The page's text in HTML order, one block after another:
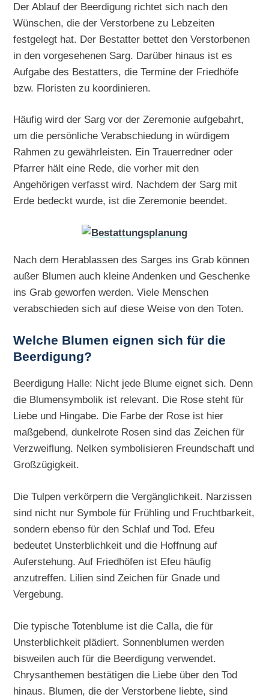
Der Ablauf der Beerdigung richtet sich nach den
Wünschen, die der Verstorbene zu Lebzeiten
festgelegt hat. Der Bestatter bettet den Verstorbenen
in den vorgesehenen Sarg. Darüber hinaus ist es
Aufgabe des Bestatters, die Termine der Friedhöfe
bzw. Floristen zu koordinieren.
Häufig wird der Sarg vor der Zeremonie aufgebahrt,
um die persönliche Verabschiedung in würdigem
Rahmen zu gewährleisten. Ein Trauerredner oder
Pfarrer hält eine Rede, die vorher mit den
Angehörigen verfasst wird. Nachdem der Sarg mit
Erde bedeckt wurde, ist die Zeremonie beendet.
Nach dem Herablassen des Sarges ins Grab können
außer Blumen auch kleine Andenken und Geschenke
ins Grab geworfen werden. Viele Menschen
verabschieden sich auf diese Weise von den Toten.
Welche Blumen eignen sich für die
Beerdigung?
Beerdigung Halle: Nicht jede Blume eignet sich. Denn
die Blumensymbolik ist relevant. Die Rose steht für
Liebe und Hingabe. Die Farbe der Rose ist hier
maßgebend, dunkelrote Rosen sind das Zeichen für
Verzweiflung. Nelken symbolisieren Freundschaft und
Großzügigkeit.
Die Tulpen verkörpern die Vergänglichkeit. Narzissen
sind nicht nur Symbole für Frühling und Fruchtbarkeit,
sondern ebenso für den Schlaf und Tod. Efeu
bedeutet Unsterblichkeit und die Hoffnung auf
Auferstehung. Auf Friedhöfen ist Efeu häufig
anzutreffen. Lilien sind Zeichen für Gnade und
Vergebung.
Die typische Totenblume ist die Calla, die für
Unsterblichkeit plädiert. Sonnenblumen werden
bisweilen auch für die Beerdigung verwendet.
Chrysanthemen bestätigen die Liebe über den Tod
hinaus. Blumen, die der Verstorbene liebte, sind